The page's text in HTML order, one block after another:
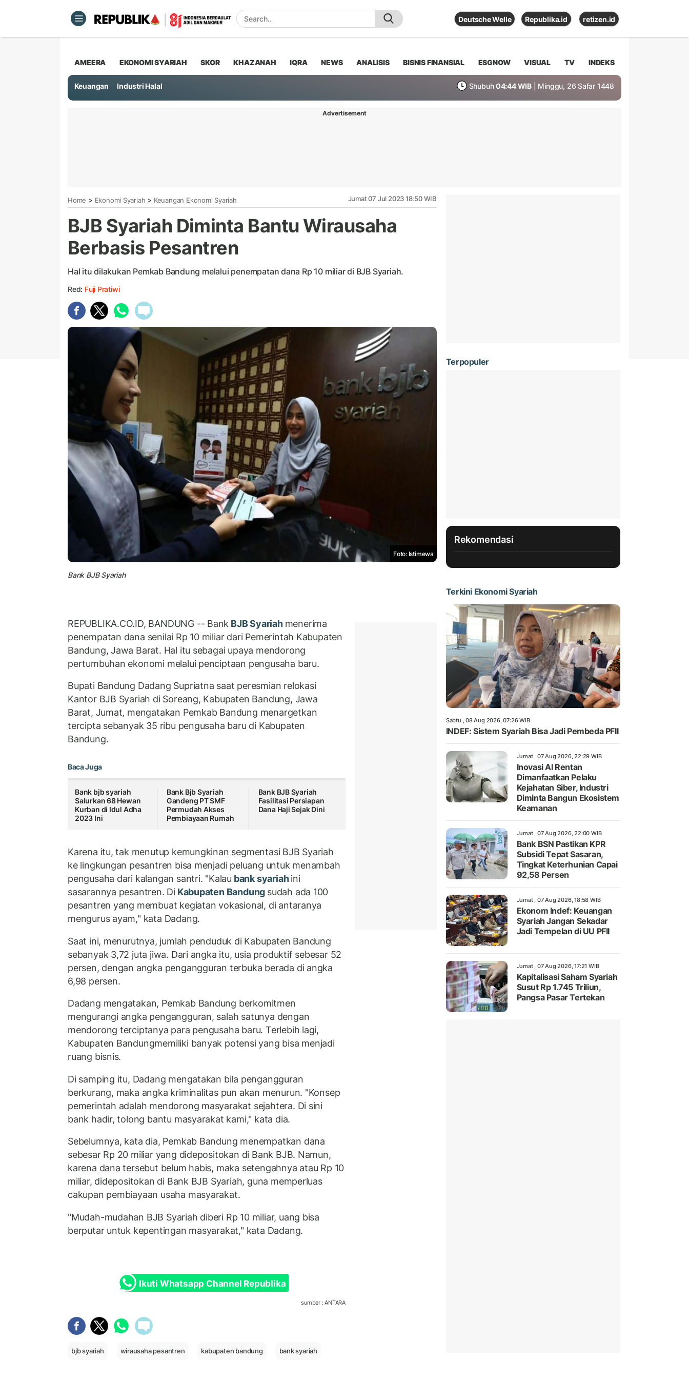
Deutsche Welle Republika.id retizen.id
AMEERA EKONOMI SYARIAH SKOR KHAZANAH IQRA NEWS ANALISIS BISNIS FINANSIAL ESGNOW VISUAL TV INDEKS
Keuangan Industri Halal Shubuh 04:44 WIB | Minggu, 26 Safar 1448
Advertisement
Home > Ekonomi Syariah > Keuangan Ekonomi Syariah Jumat 07 Jul 2023 18:50 WIB
BJB Syariah Diminta Bantu Wirausaha
Berbasis Pesantren
Hal itu dilakukan Pemkab Bandung melalui penempatan dana Rp 10 miliar di BJB Syariah.
Red: Fuji Pratiwi
Foto: Istimewa
Bank BJB Syariah
REPUBLIKA.CO.ID, BANDUNG -- Bank BJB Syariah menerima
penempatan dana senilai Rp 10 miliar dari Pemerintah Kabupaten
Bandung, Jawa Barat. Hal itu sebagai upaya mendorong
pertumbuhan ekonomi melalui penciptaan pengusaha baru.
Bupati Bandung Dadang Supriatna saat peresmian relokasi
Kantor BJB Syariah di Soreang, Kabupaten Bandung, Jawa
Barat, Jumat, mengatakan Pemkab Bandung menargetkan
tercipta sebanyak 35 ribu pengusaha baru di Kabupaten
Bandung.
Baca Juga
Bank bjb syariah
Salurkan 68 Hewan
Kurban di Idul Adha
2023 Ini
Bank Bjb Syariah
Gandeng PT SMF
Permudah Akses
Pembiayaan Rumah
Bank BJB Syariah
Fasilitasi Persiapan
Dana Haji Sejak Dini
Karena itu, tak menutup kemungkinan segmentasi BJB Syariah
ke lingkungan pesantren bisa menjadi peluang untuk menambah
pengusaha dari kalangan santri. "Kalau bank syariahini
sasarannya pesantren. DiKabupaten Bandung sudah ada 100
pesantren yang membuat kegiatan vokasional, di antaranya
mengurus ayam," kata Dadang.
Saat ini, menurutnya, jumlah penduduk di Kabupaten Bandung
sebanyak 3,72 juta jiwa. Dari angka itu, usia produktif sebesar 52
persen, dengan angka pengangguran terbuka berada di angka
6,98 persen.
Dadang mengatakan, Pemkab Bandung berkomitmen
mengurangi angka pengangguran, salah satunya dengan
mendorong terciptanya para pengusaha baru. Terlebih lagi,
Kabupaten Bandungmemiliki banyak potensi yang bisa menjadi
ruang bisnis.
Di samping itu, Dadang mengatakan bila pengangguran
berkurang, maka angka kriminalitas pun akan menurun. "Konsep
pemerintah adalah mendorong masyarakat sejahtera. Di sini
bank hadir, tolong bantu masyarakat kami," kata dia.
Sebelumnya, kata dia, Pemkab Bandung menempatkan dana
sebesar Rp 20 miliar yang didepositokan di Bank BJB. Namun,
karena dana tersebut belum habis, maka setengahnya atau Rp 10
miliar, didepositokan di Bank BJB Syariah, guna memperluas
cakupan pembiayaan usaha masyarakat.
"Mudah-mudahan BJB Syariah diberi Rp 10 miliar, uang bisa
berputar untuk kepentingan masyarakat," kata Dadang.
Ikuti Whatsapp Channel Republika
sumber : ANTARA
bjb syariah wirausaha pesantren kabupaten bandung bank syariah
Terpopuler
Rekomendasi
Terkini Ekonomi Syariah
Sabtu , 08 Aug 2026, 07:26 WIB
INDEF: Sistem Syariah Bisa Jadi Pembeda PFII
Jumat , 07 Aug 2026, 22:29 WIB
Inovasi AI Rentan
Dimanfaatkan Pelaku
Kejahatan Siber, Industri
Diminta Bangun Ekosistem
Keamanan
Jumat , 07 Aug 2026, 22:00 WIB
Bank BSN Pastikan KPR
Subsidi Tepat Sasaran,
Tingkat Keterhunian Capai
92,58 Persen
Jumat , 07 Aug 2026, 18:58 WIB
Ekonom Indef: Keuangan
Syariah Jangan Sekadar
Jadi Tempelan di UU PFII
Jumat , 07 Aug 2026, 17:21 WIB
Kapitalisasi Saham Syariah
Susut Rp 1.745 Triliun,
Pangsa Pasar Tertekan